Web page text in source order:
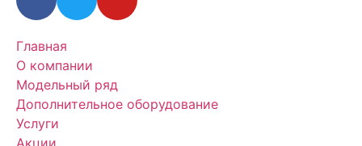
Главная
О компании
Модельный ряд
Дополнительное оборудование
Услуги
Акции